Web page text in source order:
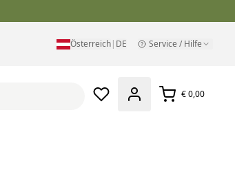
Österreich| DE Service / Hilfe
€ 0,00